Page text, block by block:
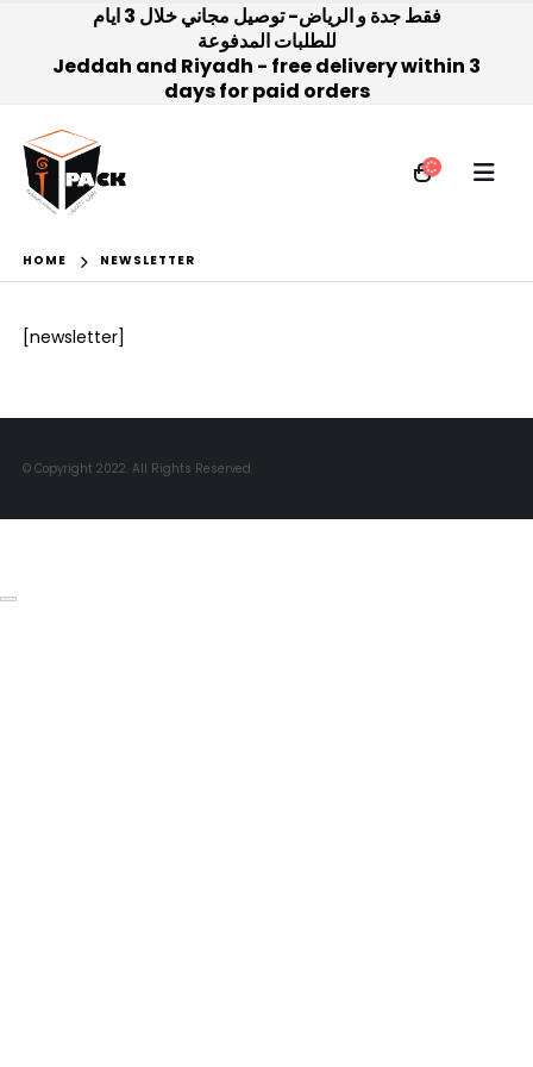
فقط جدة و الرياض- توصيل مجاني خلال 3 ايام
للطلبات المدفوعة
Jeddah and Riyadh - free delivery within 3
days for paid orders
HOME NEWSLETTER
[newsletter]
© Copyright 2022. All Rights Reserved.